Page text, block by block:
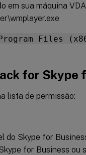
em sua máquina
Files
for Skype
lista de permissão:
do Skype for
for Business ou